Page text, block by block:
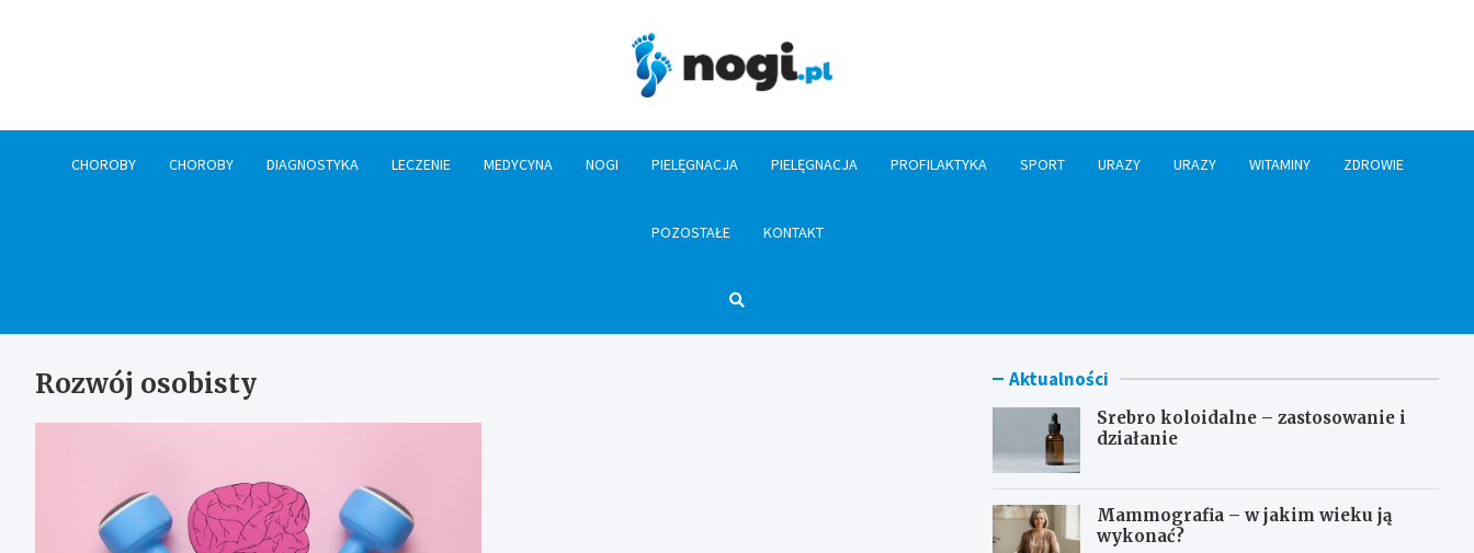
CHOROBY CHOROBY DIAGNOSTYKA LECZENIE MEDYCYNA NOGI PIELĘGNACJA PIELĘGNACJA PROFILAKTYKA SPORT URAZY URAZY WITAMINY ZDROWIE
POZOSTAŁE KONTAKT
Rozwój osobisty Aktualności
Srebro koloidalne – zastosowanie i
działanie
Mammografia – w jakim wieku ją
wykonać?